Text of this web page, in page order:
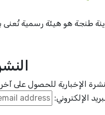
طنجة هو هيئة رسمية تُعنى
الإخبارية للحصول على آخر
الإلكتروني: